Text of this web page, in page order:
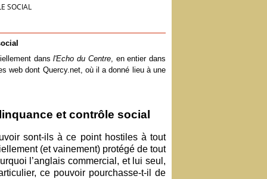
SOCIAL
dansl'Echo du Centre, en entier dans
web dont Quercy.net, où il a donné lieu à une
et contrôle social
sont-ils à ce point hostiles à tout
(et vainement) protégé de tout
l’anglais commercial, et lui seul,
ce pouvoir pourchasse-t-il de